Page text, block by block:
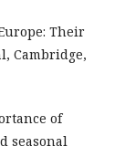
Their
Cambridge,
of
seasonal